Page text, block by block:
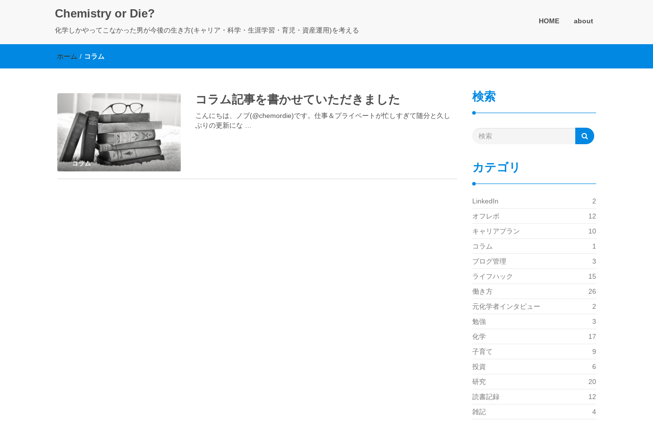
Chemistry or Die?
化学しかやってこなかった男が今後の生き方(キャリア・科学・生涯学習・育児・資産運用)を考える
HOME about
ホーム / コラム
コラム
コラム記事を書かせていただきました
こんにちは、ノブ(@chemordie)です。仕事＆プライベートが忙しすぎて随分と久し
ぶりの更新にな …
検索
カテゴリ
LinkedIn
2
オフレポ
12
キャリアプラン
10
コラム
1
ブログ管理
3
ライフハック
15
働き方
26
元化学者インタビュー
2
勉強
3
化学
17
子育て
9
投資
6
研究
20
読書記録
12
雑記
4